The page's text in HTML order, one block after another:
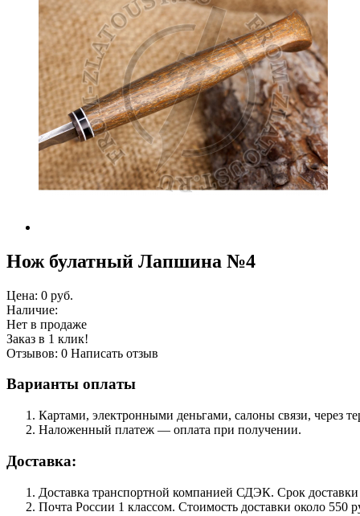
Нож булатный Лапшина №4
Цена: 0 руб.
Наличие:
Нет в продаже
Заказ в 1 клик!
Отзывов: 0 Написать отзыв
Варианты оплаты
Картами, электронными деньгами, салоны связи, через
Наложенный платеж — оплата при получении.
Доставка:
Доставка транспортной компанией СДЭК. Срок
Почта России 1 классом. Cтоимость доставки около 550